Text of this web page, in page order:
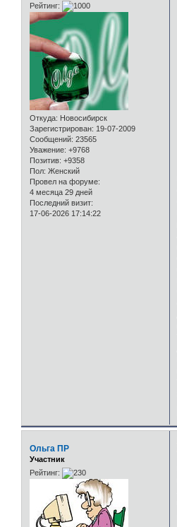
Рейтинг:
Откуда: Новосибирск
Зарегистрирован: 19-07-2009
Сообщений: 23565
Уважение: +9768
Позитив: +9358
Пол: Женский
Провел на форуме:
4 месяца 29 дней
Последний визит:
17-06-2026 17:14:22
Ольга ПР
Участник
Рейтинг: